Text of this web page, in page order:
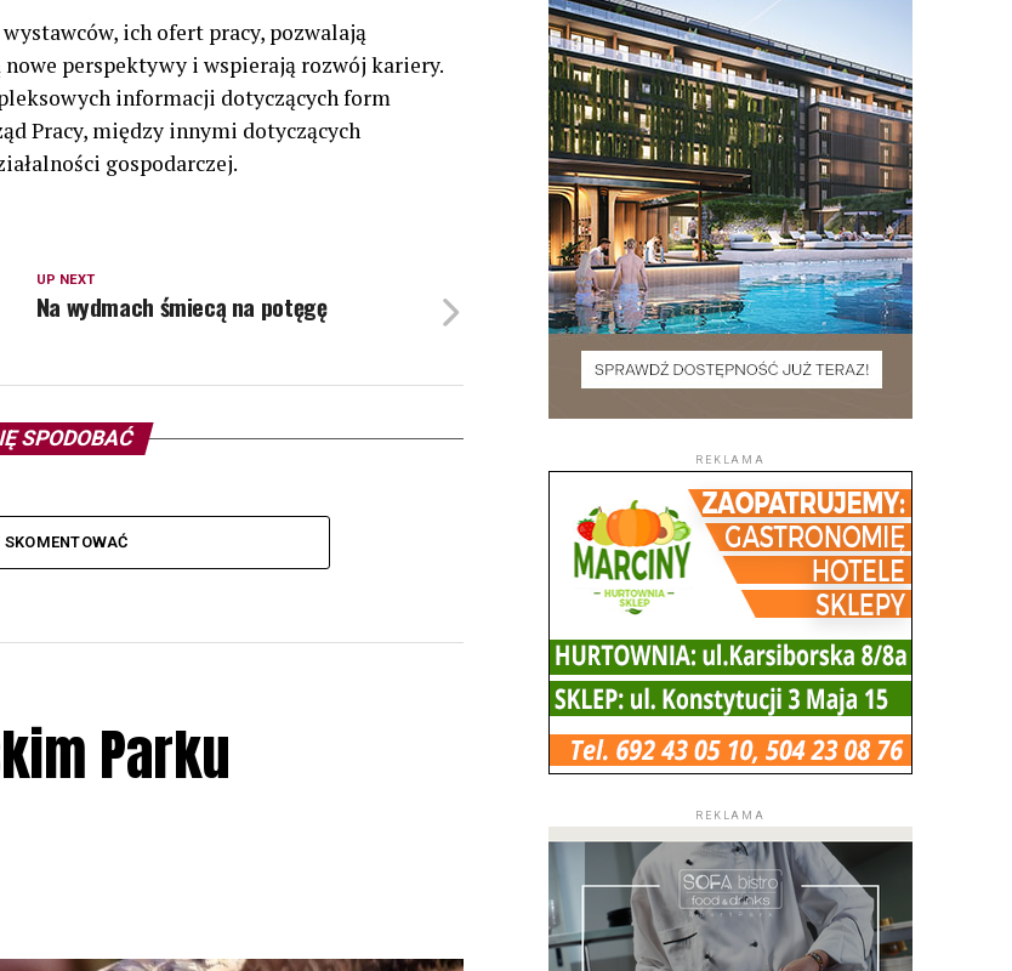
ich ofert pracy, pozwalają
perspektywy i wspierają rozwój kariery.
informacji dotyczących form
Pracy, między innymi dotyczących
gospodarczej.
UP NEXT
Na wydmach śmiecą na potęgę
SPODOBAĆ
Parku
REKLAMA
REKLAMA